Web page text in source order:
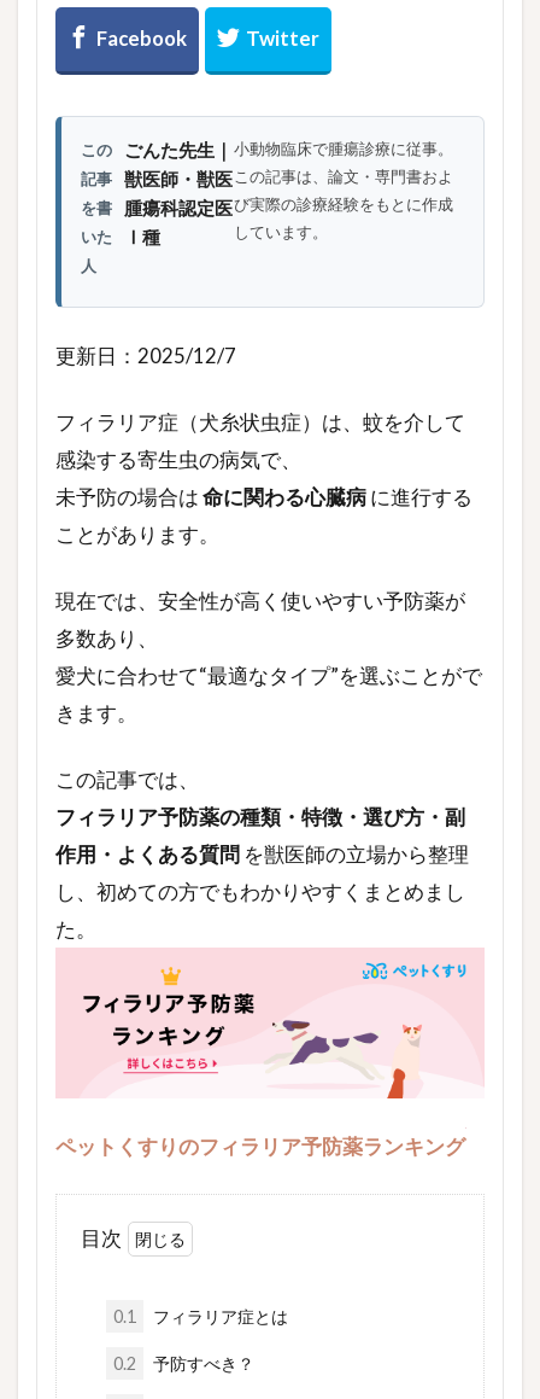
この
記事
を書
いた
人
ごんた先生｜
獣医師・獣医
腫瘍科認定医
Ⅰ種
小動物臨床で腫瘍診療に従事。
この記事は、論文・専門書およ
び実際の診療経験をもとに作成
しています。
更新日：2025/12/7
フィラリア症（犬糸状虫症）は、蚊を介して
感染する寄生虫の病気で、
未予防の場合は命に関わる心臓病に進行する
ことがあります。
現在では、安全性が高く使いやすい予防薬が
多数あり、
愛犬に合わせて“最適なタイプ”を選ぶことがで
きます。
この記事では、
フィラリア予防薬の種類・特徴・選び方・副
作用・よくある質問 を獣医師の立場から整理
し、初めての方でもわかりやすくまとめまし
た。
ペットくすりのフィラリア予防薬ランキング
目次
0.1 フィラリア症とは
0.2 予防すべき？